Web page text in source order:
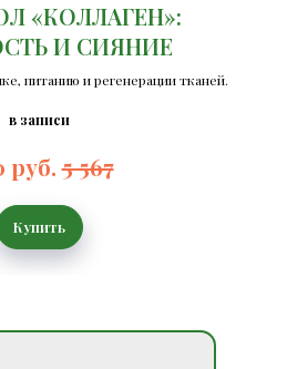
«КОЛЛАГЕН»:
И СИЯНИЕ
питанию и регенерации тканей.
в записи
руб.5 567
Купить